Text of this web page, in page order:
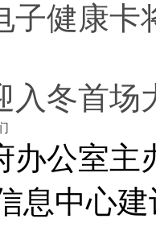
子健康卡
入冬首场
办公室
息中心建